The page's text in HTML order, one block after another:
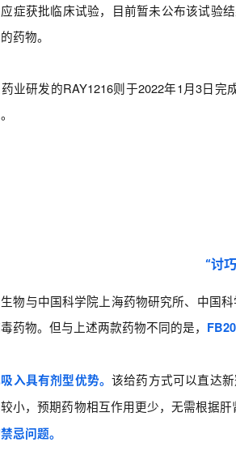
症获批临床试验，目前暂未公布该试验
药物。
业研发的RAY1216则于2022年1月3日
“讨
物与中国科学院上海药物研究所、中国
药物。但与上述两款药物不同的是，
入具有剂型优势。该给药方式可以直达
小，预期药物相互作用更少，无需根据肝
忌问题。